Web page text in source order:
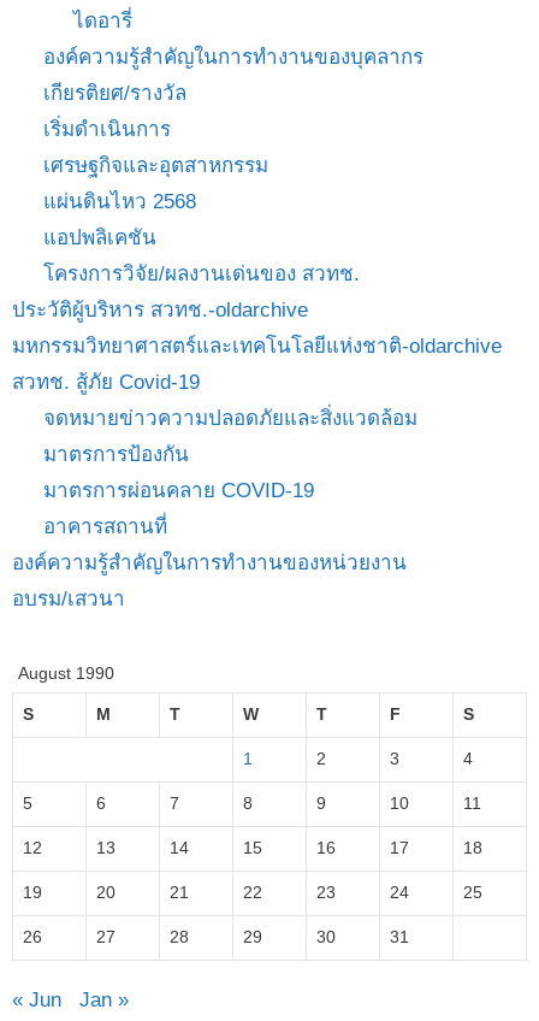
ไดอารี่
องค์ความรู้สำคัญในการทำงานของบุคลากร
เกียรติยศ/รางวัล
เริ่มดำเนินการ
เศรษฐกิจและอุตสาหกรรม
แผ่นดินไหว 2568
แอปพลิเคชัน
โครงการวิจัย/ผลงานเด่นของ สวทช.
ประวัติผู้บริหาร สวทช.-oldarchive
มหกรรมวิทยาศาสตร์และเทคโนโลยีแห่งชาติ-oldarchive
สวทช. สู้ภัย Covid-19
จดหมายข่าวความปลอดภัยและสิ่งแวดล้อม
มาตรการป้องกัน
มาตรการผ่อนคลาย COVID-19
อาคารสถานที่
องค์ความรู้สำคัญในการทำงานของหน่วยงาน
อบรม/เสวนา
August 1990
S M T W T F S
1 2 3 4
5 6 7 8 9 10 11
12 13 14 15 16 17 18
19 20 21 22 23 24 25
26 27 28 29 30 31
« Jun Jan »